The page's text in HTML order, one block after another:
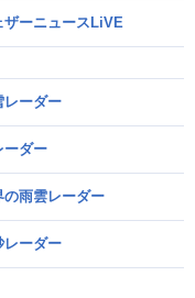
ザーニュースLiVE
レーダー
ーダー
の雨雲レーダー
レーダー